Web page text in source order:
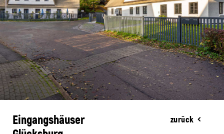
Eingangshäuser
zurück